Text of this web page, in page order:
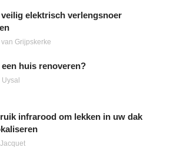
veilig elektrisch verlengsnoer
Grijpskerke
een huis renoveren?
Uysal
infrarood om lekken in uw dak